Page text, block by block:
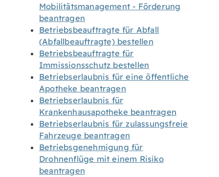
Mobilitätsmanagement - Förderung
beantragen
Betriebsbeauftragte für Abfall
(Abfallbeauftragte) bestellen
Betriebsbeauftragte für
Immissionsschutz bestellen
Betriebserlaubnis für eine öffentliche
Apotheke beantragen
Betriebserlaubnis für
Krankenhausapotheke beantragen
Betriebserlaubnis für zulassungsfreie
Fahrzeuge beantragen
Betriebsgenehmigung für
Drohnenflüge mit einem Risiko
beantragen